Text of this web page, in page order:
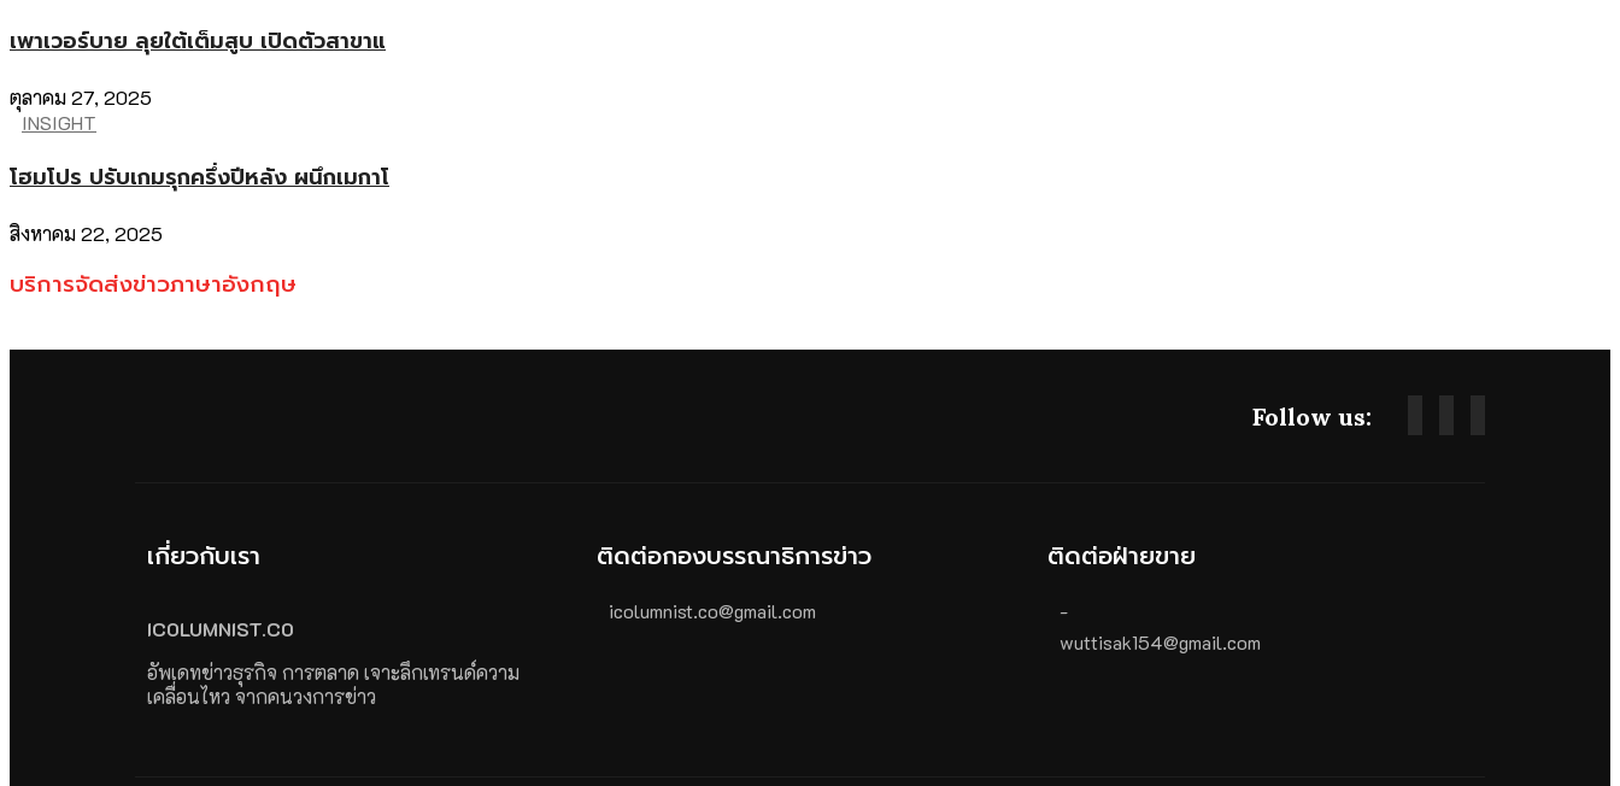
เพาเวอร์บาย ลุยใต้เต็มสูบ เปิดตัวสาขาแ
ตุลาคม 27, 2025
INSIGHT
โฮมโปร ปรับเกมรุกครึ่งปีหลัง ผนึกเมกาโ
สิงหาคม 22, 2025
บริการจัดส่งข่าวภาษาอังกฤษ
Follow us:
เกี่ยวกับเรา
ICOLUMNIST.CO
อัพเดทข่าวธุรกิจ การตลาด เจาะลึกเทรนด์ความ
เคลื่อนไหว จากคนวงการข่าว
ติดต่อกองบรรณาธิการข่าว
icolumnist.co@gmail.com
ติดต่อฝ่ายขาย
-
wuttisak154@gmail.com